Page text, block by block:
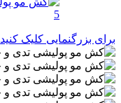
برای بزرگنمایی کلیک کنید